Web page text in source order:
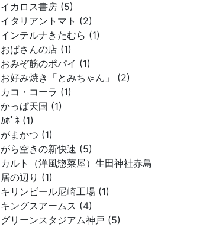
イカロス書房 (5)
イタリアントマト (2)
インテルナきたむら (1)
おばさんの店 (1)
おみぞ筋のポパイ (1)
お好み焼き「とみちゃん」 (2)
カコ・コーラ (1)
かっぱ天国 (1)
ｶﾎﾟﾈ (1)
がまかつ (1)
がら空きの新快速 (5)
カルト（洋風惣菜屋）生田神社赤鳥
居の辺り (1)
キリンビール尼崎工場 (1)
キングスアームス (4)
グリーンスタジアム神戸 (5)